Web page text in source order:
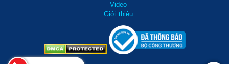
Video
Giới thiệu